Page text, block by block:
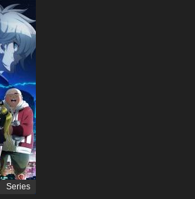
Series